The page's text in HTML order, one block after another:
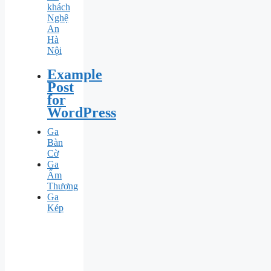
khách
Nghệ
An
Hà
Nội
Example
Post
for
WordPress
Ga
Bàn
Cờ
Ga
Ấm
Thượng
Ga
Kép